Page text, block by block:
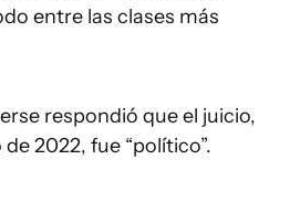
entre las clases más
respondió que el juicio,
2022, fue “político”.